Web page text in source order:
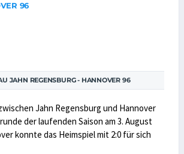
96
JAHN REGENSBURG - HANNOVER 96
Jahn Regensburg und Hannover
der laufenden Saison am 3. August
konnte das Heimspiel mit 2:0 für sich